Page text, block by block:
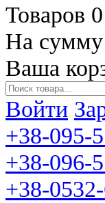
Товаров
На сумму
Ваша
Войти
+38-095-
+38-096-
+38-